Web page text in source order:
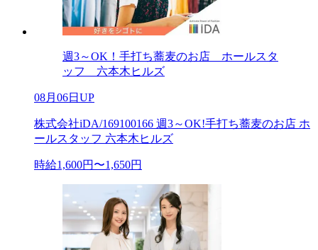
週3～OK！手打ち蕎麦のお店 ホールスタ
ッフ 六本木ヒルズ
08月06日UP
株式会社iDA/169100166 週3～OK!手打ち蕎麦のお店 ホ
ールスタッフ 六本木ヒルズ
時給1,600円〜1,650円